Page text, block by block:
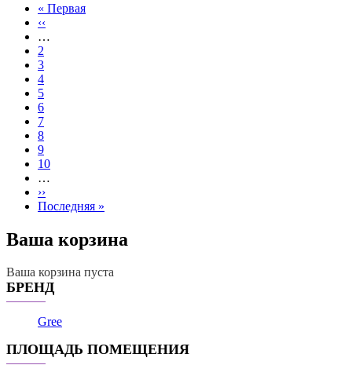
Нумерация
страниц
Первая
страница
« Первая
←
‹‹
…
Page
2
Page
3
Page
4
Page
5
Текущая
страница
6
Page
7
Page
8
Page
9
Page
10
…
Следующая
страница
››
Последняя
Последняя »
Ваша корзина
Ваша корзина пуста
БРЕНД
Gree
ПЛОЩАДЬ ПОМЕЩЕНИЯ